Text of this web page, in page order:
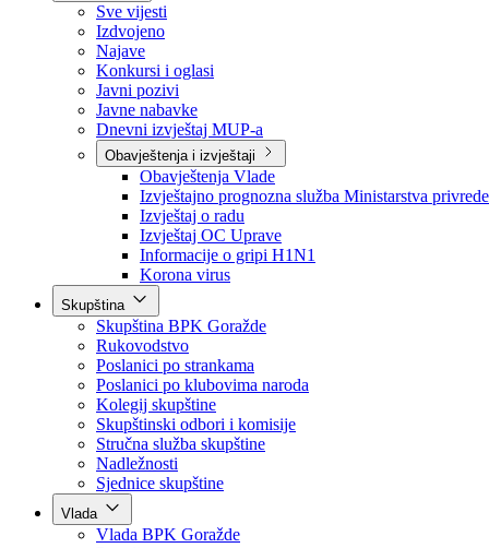
Aktuelno
Sve vijesti
Izdvojeno
Najave
Konkursi i oglasi
Javni pozivi
Javne nabavke
Dnevni izvještaj MUP-a
Obavještenja i izvještaji
Obavještenja Vlade
Izvještajno prognozna služba Ministarstva privrede
Izvještaj o radu
Izvještaj OC Uprave
Informacije o gripi H1N1
Korona virus
Skupština
Skupština BPK Goražde
Rukovodstvo
Poslanici po strankama
Poslanici po klubovima naroda
Kolegij skupštine
Skupštinski odbori i komisije
Stručna služba skupštine
Nadležnosti
Sjednice skupštine